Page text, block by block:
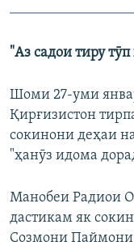
"Аз садои тиру
Шоми 27-уми
Қирғизистон
сокинони деҳаи
"ҳанӯз идома
Манобеи Радиои
дастикам як
Созмони Паймони